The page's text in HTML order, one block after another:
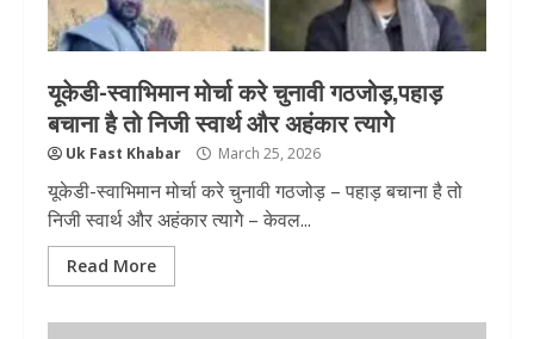
यूकेडी-स्वाभिमान मोर्चा करे चुनावी गठजोड़,पहाड़
बचाना है तो निजी स्वार्थ और अहंकार त्यागेे
Uk Fast Khabar March 25, 2026
यूकेडी-स्वाभिमान मोर्चा करे चुनावी गठजोड़ – पहाड़ बचाना है तो
निजी स्वार्थ और अहंकार त्यागेे – केवल...
Read More